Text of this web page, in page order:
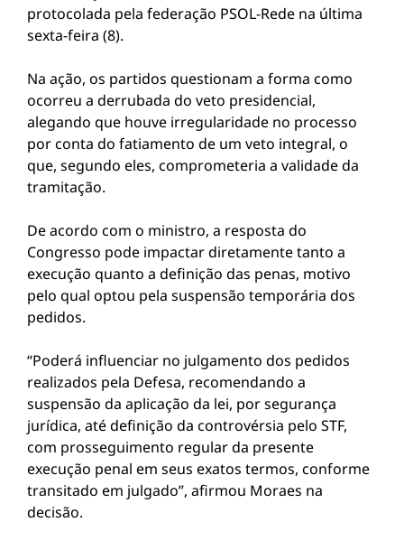
protocolada pela federação PSOL-Rede na última
sexta-feira (8).
Na ação, os partidos questionam a forma como
ocorreu a derrubada do veto presidencial,
alegando que houve irregularidade no processo
por conta do fatiamento de um veto integral, o
que, segundo eles, comprometeria a validade da
tramitação.
De acordo com o ministro, a resposta do
Congresso pode impactar diretamente tanto a
execução quanto a definição das penas, motivo
pelo qual optou pela suspensão temporária dos
pedidos.
“Poderá influenciar no julgamento dos pedidos
realizados pela Defesa, recomendando a
suspensão da aplicação da lei, por segurança
jurídica, até definição da controvérsia pelo STF,
com prosseguimento regular da presente
execução penal em seus exatos termos, conforme
transitado em julgado”, afirmou Moraes na
decisão.